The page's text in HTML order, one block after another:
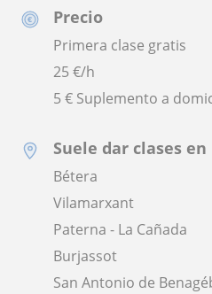
Precio
Primera clase gratis
25€/h
5 € Suplemento a
Suele dar clases en
Bétera
Vilamarxant
Paterna - La Cañada
Burjassot
San Antonio de